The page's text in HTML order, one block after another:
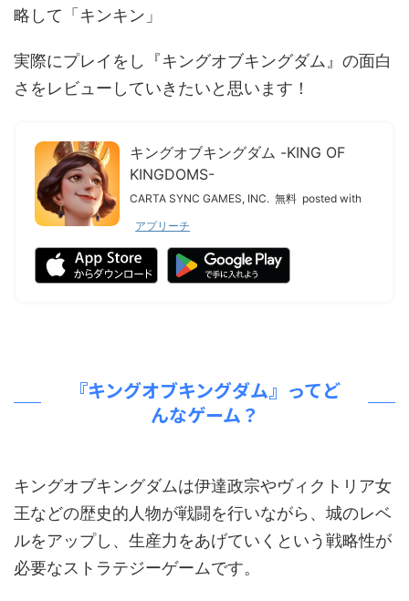
略して「キンキン」
実際にプレイをし『キングオブキングダム』の面白
さをレビューしていきたいと思います！
キングオブキングダム -KING OF
KINGDOMS-
CARTA SYNC GAMES, INC. 無料 posted with
アプリーチ
『キングオブキングダム』ってど
んなゲーム？
キングオブキングダムは伊達政宗やヴィクトリア女
王などの歴史的人物が戦闘を行いながら、城のレベ
ルをアップし、生産力をあげていくという戦略性が
必要なストラテジーゲームです。